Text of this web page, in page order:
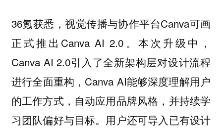
36氪获悉，视觉传播与协作平台Canva可画
正式推出Canva AI 2.0。本次升级中，
Canva AI 2.0引入了全新架构层对设计流程
进行全面重构，Canva AI能够深度理解用户
的工作方式，自动应用品牌风格，并持续学
习团队偏好与目标。用户还可导入已有设计